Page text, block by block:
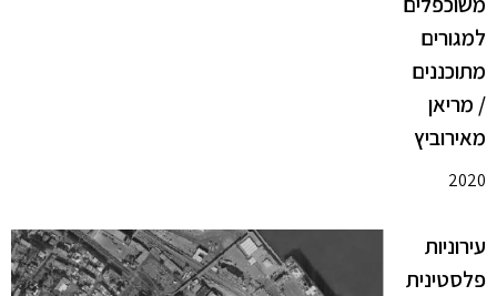
למגורים
מתוכננים
/ מריאן
מאירוביץ
2020
עירוניות
פלסטינית